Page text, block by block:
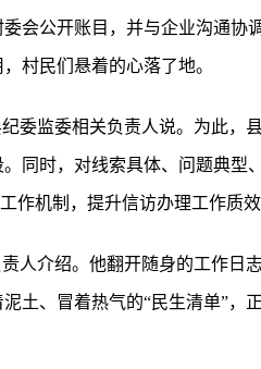
会公开账目，并与企业沟通协
村民们悬着的心落了地。
委监委相关负责人说。为此，
同时，对线索具体、问题典型
作机制，提升信访办理工作质效
人介绍。他翻开随身的工作日
、冒着热气的“民生清单”，